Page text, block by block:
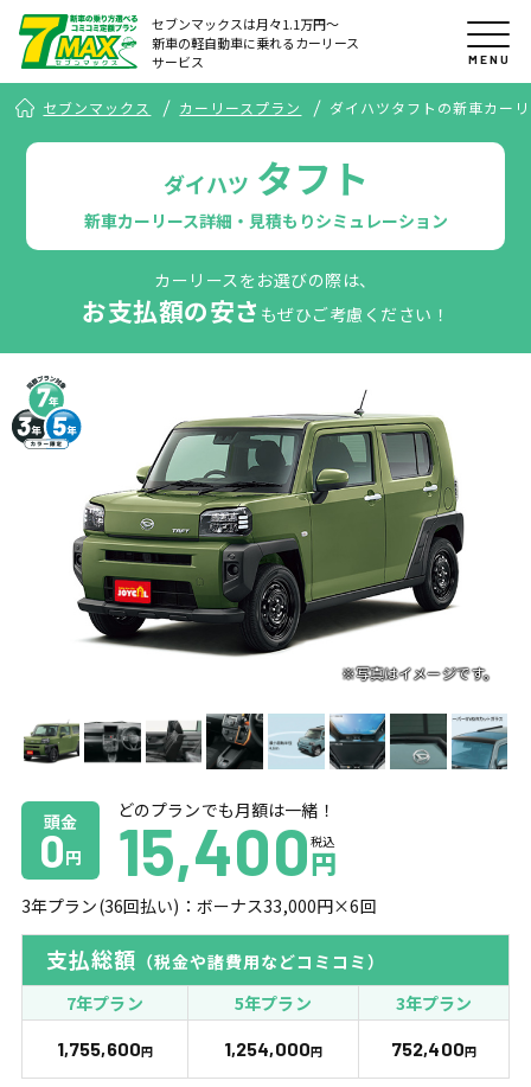
セブンマックスは月々1.1万円〜
新車の軽自動車に乗れるカーリース
サービス
MENU
セブンマックス カーリースプラン ダイハツタフトの新車カー
ダイハツ タフト
新車カーリース詳細・見積もりシミュレーション
カーリースをお選びの際は、
お支払額の安さ もぜひご考慮ください！
頭金
0円
どのプランでも月額は一緒！
15,400 税込
円
3年プラン(36回払い)：ボーナス33,000円×6回
支払総額 （税金や諸費用などコミコミ）
7年プラン
5年プラン 3年プラン
1,755,600円 1,254,000円 752,400円